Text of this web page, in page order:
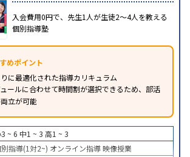
入会費用0円で、先生1人が生徒2〜4人を教える
個別指導塾
めポイント
に最適化された指導カリキュラム
ールに合わせて時間割が選択できるため、部活
立が可能
~ 6 中1 ~ 3 高1 ~ 3
指導(1対2~) オンライン指導映像授業